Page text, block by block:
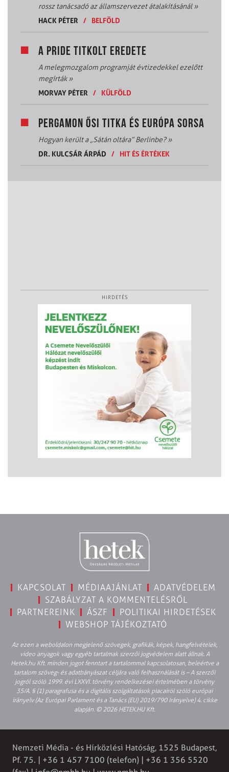
rossz tanácsadó az államszervezet átalakításánál»
HACK PÉTER
/ BELFÖLD
A PRIDE TITKOLT EREDETE
A melegmozgalom programját évtizedekkel ezelőtt
megírták»
MORVAY PÉTER
/ KÜLFÖLD
PERGAMON ŐSI TITKA ÉS EURÓPA SORSA
Hogyan került a „Sátán oltára” Berlinbe?»
DR. KULCSÁR ÁRPÁD
/ HIT ÉS ÉRTÉKEK
HIRDETÉS
KAPCSOLAT MÉDIAAJÁNLAT
ADATVÉDELEM
SZABÁLYZAT A KOMMENTELÉSRŐL
PARTNEREINK
ÁSZF
POLITIKAI HIRDETÉSEK
WEBSHOP TÁJÉKOZTATÓ
Az ezen a weboldalon megjelenő szövegek, grafikák, képek, hangfelvételek,
video anyagok vagy egyéb tartalmak szerzői jogvédelem alatt állnak. A
Hetek.hu Kft. minden jogot fenntart a tartalommal kapcsolatosan, beleértve a
tartalom szöveg- és adatbányászat céljára való felhasználását is – A szerzői
jogról szóló 1999. évi LXXVI. törvény rendelkezései értelmében a törvény
35/A. § (1) paragrafusa és a digitális szolgáltatások piacairól szóló európai
irányelv (Az Európai Parlament és a Tanács (EU) 2019/790 Irányelve) 4. cikke
alapján. © 2026 HETEK.HU Kft.
Nemzeti Média - és Hírközlési Hatóság, 1525 Budapest,
Pf. 75. | +36 1 457 7100 (telefon) | +36 1 356 5520